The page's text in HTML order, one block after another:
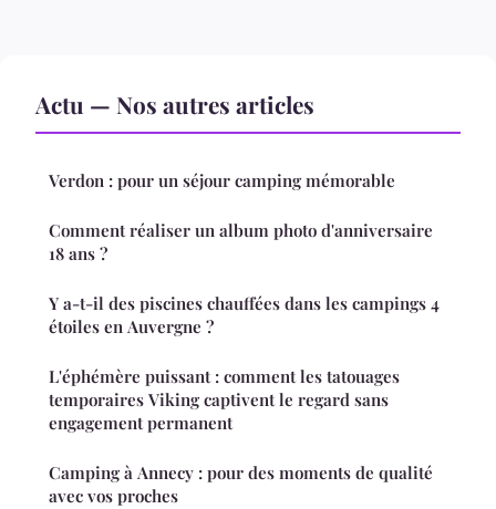
Actu — Nos autres articles
Verdon : pour un séjour camping mémorable
Comment réaliser un album photo d'anniversaire
18 ans ?
Y a-t-il des piscines chauffées dans les campings 4
étoiles en Auvergne ?
L'éphémère puissant : comment les tatouages
temporaires Viking captivent le regard sans
engagement permanent
Camping à Annecy : pour des moments de qualité
avec vos proches